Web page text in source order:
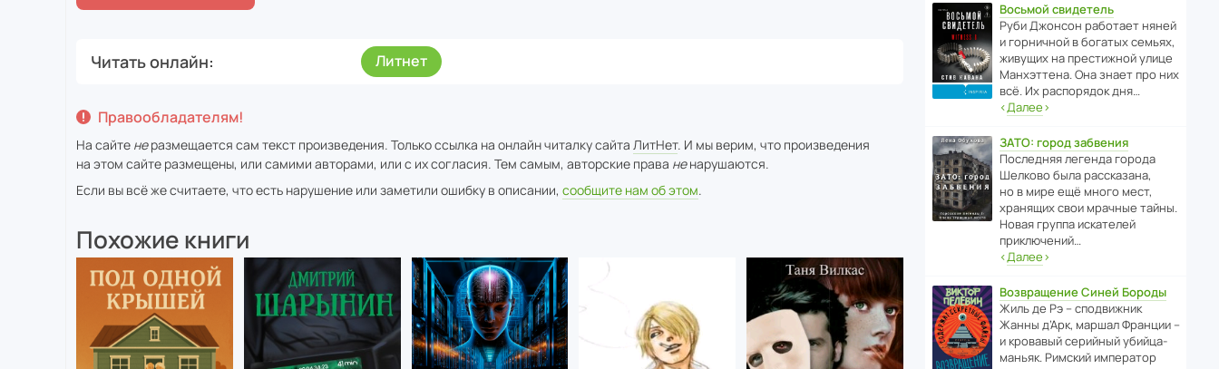
Читать онлайн Литнет
Правообладателям!
На сайте неразмещается сам текст произведения. Только ссылка на онлайн читалку сайта ЛитНет. И мы верим, что произведения
на этом сайте размещены, или самими авторами, или с их согласия. Тем самым, авторские права ненарушаются.
Если вы всё же считаете, что есть нарушение или заметили ошибку в описании, сообщите нам об этом.
Похожие книги
Восьмой свидетель
Руби Джонсон рабо­тает няней
и горни­чной в богатых семьях,
живущих на прес­ти­жной улице
Манх­эт­тена. Она знает про них
всё. Их распо­рядок дня…
‹Далее›
ЗАТО: город забвения
После­дняя легенда города
Шелково была расска­зана,
но в мире ещё много мест,
хранящих свои мрачные тайны.
Новая группа иска­телей
приключений…
‹Далее›
Возвращение Синей Бороды
Жиль де Рэ – спод­ви­жник
Жанны д’Арк, маршал Франции –
и кровавый серийный убийца-
маньяк. Римский импе­ратор